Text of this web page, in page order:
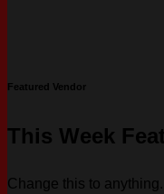
Featured Vendor
This Week
Change this to